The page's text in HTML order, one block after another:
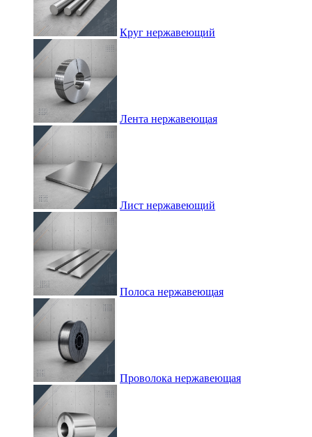
Круг нержавеющий
Лента нержавеющая
Лист нержавеющий
Полоса нержавеющая
Проволока нержавеющая